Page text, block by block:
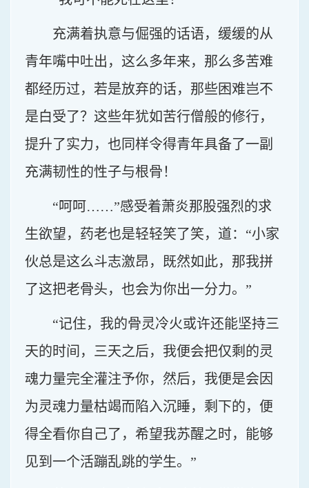
充满着执意与倔强的话语，缓缓的从
青年嘴中吐出，这么多年来，那么多苦难
都经历过，若是放弃的话，那些困难岂不
是白受了？这些年犹如苦行僧般的修行，
提升了实力，也同样令得青年具备了一副
充满韧性的性子与根骨！
“呵呵……”感受着萧炎那股强烈的求
生欲望，药老也是轻轻笑了笑，道：“小家
伙总是这么斗志激昂，既然如此，那我拼
了这把老骨头，也会为你出一分力。”
“记住，我的骨灵冷火或许还能坚持三
天的时间，三天之后，我便会把仅剩的灵
魂力量完全灌注予你，然后，我便是会因
为灵魂力量枯竭而陷入沉睡，剩下的，便
得全看你自己了，希望我苏醒之时，能够
见到一个活蹦乱跳的学生。”